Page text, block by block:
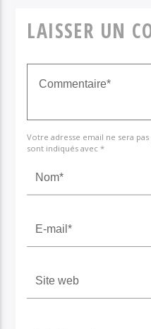
LAISSER UN
Votre adresse email ne sera
sont indiqués avec *